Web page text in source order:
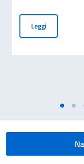
Leggi